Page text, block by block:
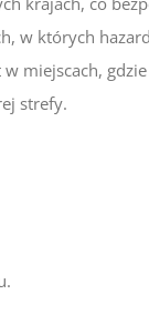
w których
miejscach,
strefy.